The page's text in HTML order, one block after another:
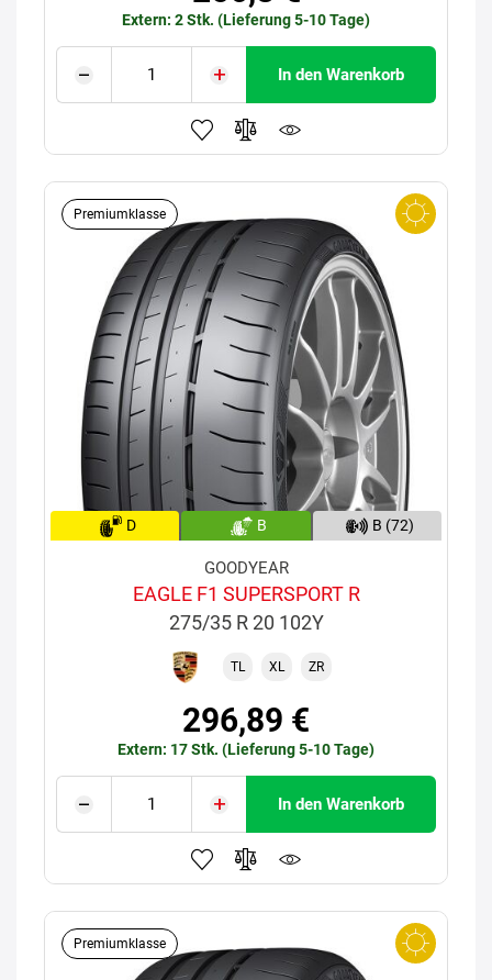
Extern: 2 Stk. (Lieferung 5-10 Tage)
In den Warenkorb
Premiumklasse
D B B (72)
GOODYEAR
EAGLE F1 SUPERSPORT R
275/35 R 20 102Y
TL XL ZR
296,89 €
Extern: 17 Stk. (Lieferung 5-10 Tage)
In den Warenkorb
Premiumklasse